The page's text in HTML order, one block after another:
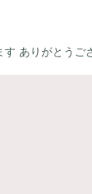
ありがとうご